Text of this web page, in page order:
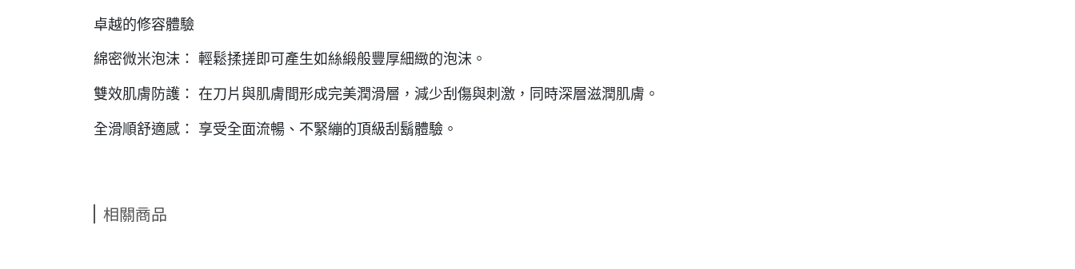
卓越的修容體驗
綿密微米泡沫： 輕鬆揉搓即可產生如絲緞般豐厚細緻的泡沫。
雙效肌膚防護： 在刀片與肌膚間形成完美潤滑層，減少刮傷與刺激，同時深層滋潤肌膚。
全滑順舒適感： 享受全面流暢、不緊繃的頂級刮鬍體驗。
相關商品